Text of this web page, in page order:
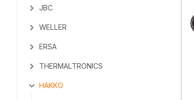
JBC
WELLER
ERSA
THERMALTRONICS
HAKKO